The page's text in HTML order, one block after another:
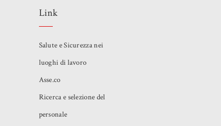
Link
Salute e Sicurezza nei
luoghi di lavoro
Asse.co
Ricerca e selezione del
personale